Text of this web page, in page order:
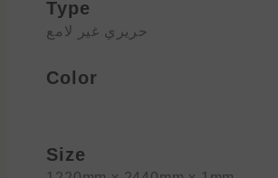
Type
حريري غير لامع
Color
Size